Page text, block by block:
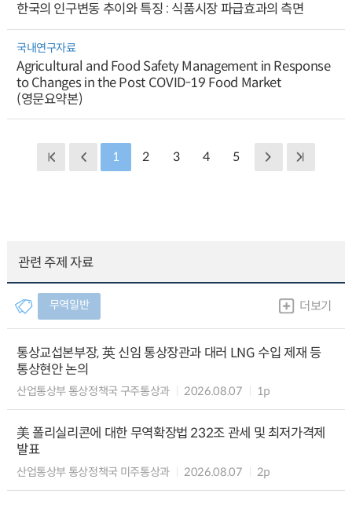
한국의 인구변동 추이와 특징 : 식품시장 파급효과의 측면
국내연구자료
Agricultural and Food Safety Management in Response
to Changes in the Post COVID-19 Food Market
(영문요약본)
1 2 3 4 5
관련 주제 자료
무역일반 더보기
통상교섭본부장, 英 신임 통상장관과 대러 LNG 수입 제재 등
통상현안 논의
산업통상부 통상정책국 구주통상과 2026.08.07 1p
美 폴리실리콘에 대한 무역확장법 232조 관세 및 최저가격제
발표
산업통상부 통상정책국 미주통상과 2026.08.07 2p